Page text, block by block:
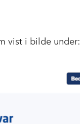
vist i bilde under: